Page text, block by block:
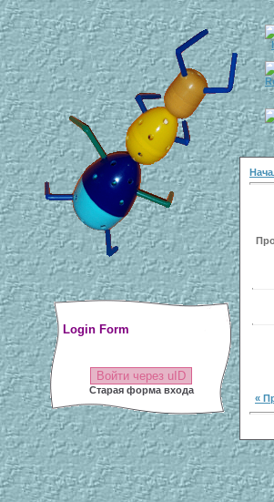
Login Form
Войти через uID
Старая форма входа
«